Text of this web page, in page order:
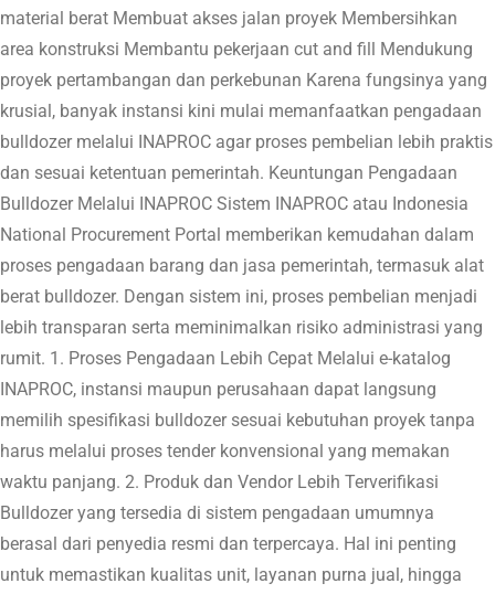
material berat Membuat akses jalan proyek Membersihkan
area konstruksi Membantu pekerjaan cut and fill Mendukung
proyek pertambangan dan perkebunan Karena fungsinya yang
krusial, banyak instansi kini mulai memanfaatkan pengadaan
bulldozer melalui INAPROC agar proses pembelian lebih praktis
dan sesuai ketentuan pemerintah. Keuntungan Pengadaan
Bulldozer Melalui INAPROC Sistem INAPROC atau Indonesia
National Procurement Portal memberikan kemudahan dalam
proses pengadaan barang dan jasa pemerintah, termasuk alat
berat bulldozer. Dengan sistem ini, proses pembelian menjadi
lebih transparan serta meminimalkan risiko administrasi yang
rumit. 1. Proses Pengadaan Lebih Cepat Melalui e-katalog
INAPROC, instansi maupun perusahaan dapat langsung
memilih spesifikasi bulldozer sesuai kebutuhan proyek tanpa
harus melalui proses tender konvensional yang memakan
waktu panjang. 2. Produk dan Vendor Lebih Terverifikasi
Bulldozer yang tersedia di sistem pengadaan umumnya
berasal dari penyedia resmi dan terpercaya. Hal ini penting
untuk memastikan kualitas unit, layanan purna jual, hingga